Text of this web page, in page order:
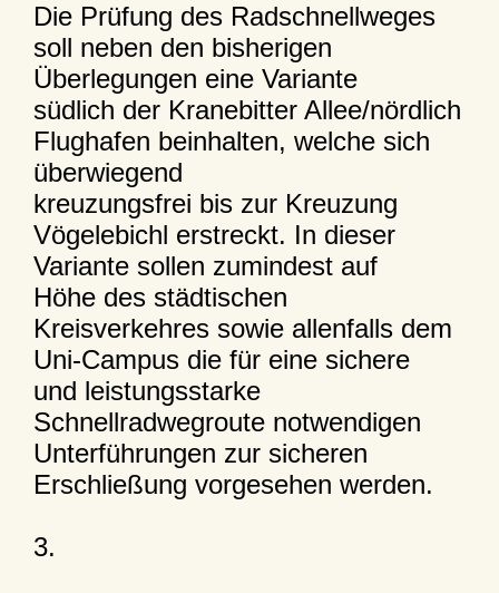
Die Prüfung des Radschnellweges
soll neben den bisherigen
Überlegungen eine Variante
südlich der Kranebitter Allee/nördlich
Flughafen beinhalten, welche sich
überwiegend
kreuzungsfrei bis zur Kreuzung
Vögelebichl erstreckt. In dieser
Variante sollen zumindest auf
Höhe des städtischen
Kreisverkehres sowie allenfalls dem
Uni-Campus die für eine sichere
und leistungsstarke
Schnellradwegroute notwendigen
Unterführungen zur sicheren
Erschließung vorgesehen werden.
3.